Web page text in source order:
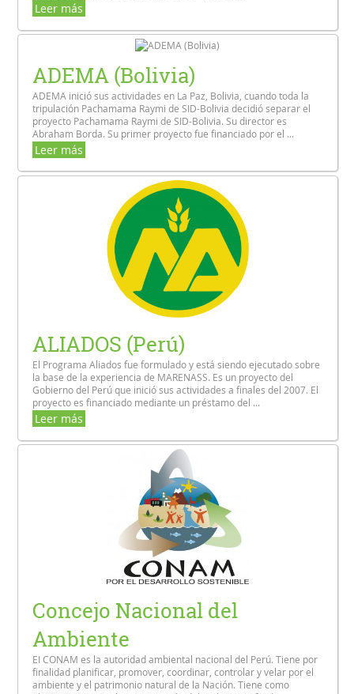
Leer más
ADEMA (Bolivia)
ADEMA inició sus actividades en La Paz, Bolivia, cuando toda la
tripulación Pachamama Raymi de SID-Bolivia decidió separar el
proyecto Pachamama Raymi de SID-Bolivia. Su director es
Abraham Borda. Su primer proyecto fue financiado por el ...
Leer más
ALIADOS (Perú)
El Programa Aliados fue formulado y está siendo ejecutado sobre
la base de la experiencia de MARENASS. Es un proyecto del
Gobierno del Perú que inició sus actividades a finales del 2007. El
proyecto es financiado mediante un préstamo del ...
Leer más
Concejo Nacional del
Ambiente
EI CONAM es la autoridad ambiental nacional del Perú. Tiene por
finalidad planificar, promover, coordinar, controlar y velar por el
ambiente y el patrimonio natural de la Nación. Tiene como